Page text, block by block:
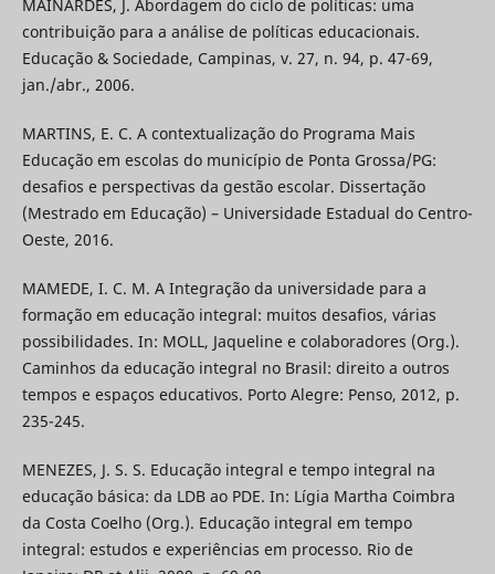
MAINARDES, J. Abordagem do ciclo de políticas: uma
contribuição para a análise de políticas educacionais.
Educação & Sociedade, Campinas, v. 27, n. 94, p. 47-69,
jan./abr., 2006.
MARTINS, E. C. A contextualização do Programa Mais
Educação em escolas do município de Ponta Grossa/PG:
desafios e perspectivas da gestão escolar. Dissertação
(Mestrado em Educação) – Universidade Estadual do Centro-
Oeste, 2016.
MAMEDE, I. C. M. A Integração da universidade para a
formação em educação integral: muitos desafios, várias
possibilidades. In: MOLL, Jaqueline e colaboradores (Org.).
Caminhos da educação integral no Brasil: direito a outros
tempos e espaços educativos. Porto Alegre: Penso, 2012, p.
235-245.
MENEZES, J. S. S. Educação integral e tempo integral na
educação básica: da LDB ao PDE. In: Lígia Martha Coimbra
da Costa Coelho (Org.). Educação integral em tempo
integral: estudos e experiências em processo. Rio de